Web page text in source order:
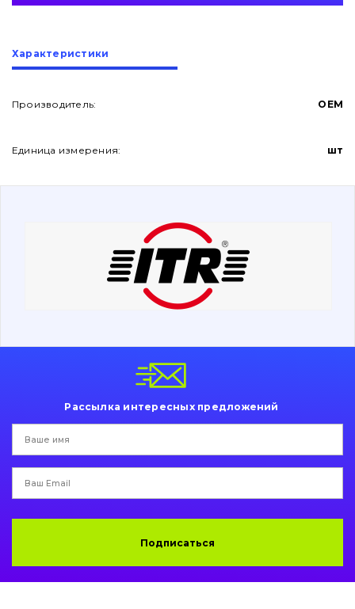
О нас
Контакты
Вакансии
Фильтры и смазочные материалы
Болты, гайки и элементы крепления
Коронки, зубья, адаптера, пальцы, фиксаторы
Ножи, режущие кромки
Подушки амортизационные
Пальци и втулки
написати
зателефонувати
Характеристики
Производитель: OEM
Единица измерения: шт
Рассылка интересных предложений
Подписаться